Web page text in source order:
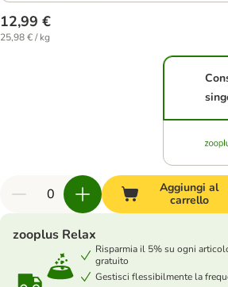
12,99 €
25,98 € / kg
Aggiungi al
carrello
zooplus Relax
Risparmia il 5% su ogni
gratuito
Gestisci flessibilmente la